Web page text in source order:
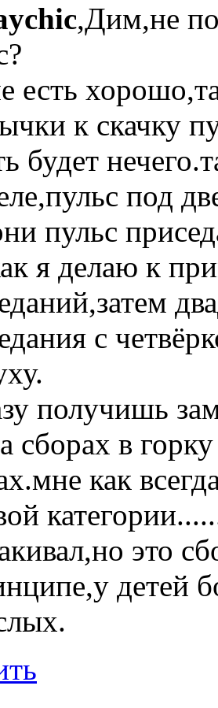
,Дим,не
есть
к скачку
будет
под
пульс
я делаю к
с
получишь
сборах в
как
это
детей